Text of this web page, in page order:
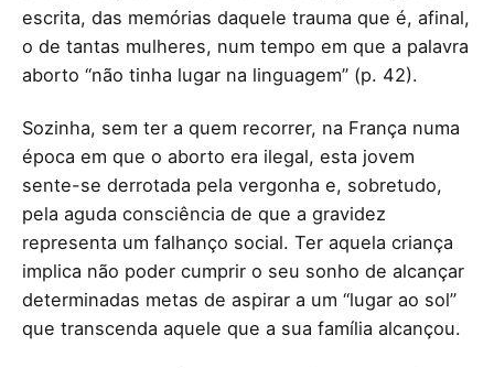
escrita, das memórias daquele trauma que é, afinal,
o de tantas mulheres, num tempo em que a palavra
aborto “não tinha lugar na linguagem” (p. 42).
Sozinha, sem ter a quem recorrer, na França numa
época em que o aborto era ilegal, esta jovem
sente-se derrotada pela vergonha e, sobretudo,
pela aguda consciência de que a gravidez
representa um falhanço social. Ter aquela criança
implica não poder cumprir o seu sonho de alcançar
determinadas metas de aspirar a um “lugar ao sol”
que transcenda aquele que a sua família alcançou.